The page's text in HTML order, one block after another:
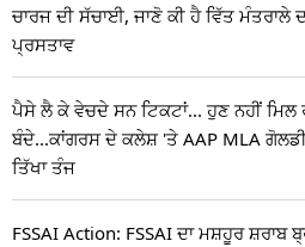
ਚਾਰਜ ਦੀ ਸੱਚਾਈ, ਜਾਣੋ ਕੀ ਹੈ ਵਿੱਤ ਮੰਤਰਾਲੇ
ਪ੍ਰਸਤਾਵ
ਪੈਸੇ ਲੈ ਕੇ ਵੇਚਦੇ ਸਨ ਟਿਕਟਾਂ... ਹੁਣ ਨਹੀਂ ਮਿਲ
ਬੰਦੇ...ਕਾਂਗਰਸ ਦੇ ਕਲੇਸ਼ 'ਤੇ AAP MLA
ਤਿੱਖਾ ਤੰਜ
FSSAI Action: FSSAI ਦਾ ਮਸ਼ਹੂਰ ਸ਼ਰਾਬ